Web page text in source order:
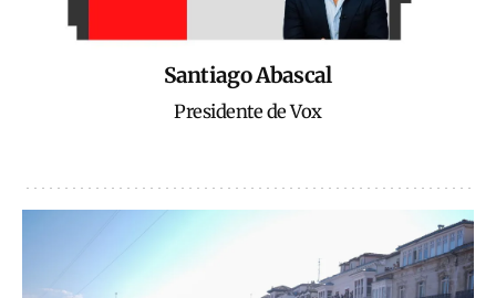
Santiago Abascal
Presidente de Vox